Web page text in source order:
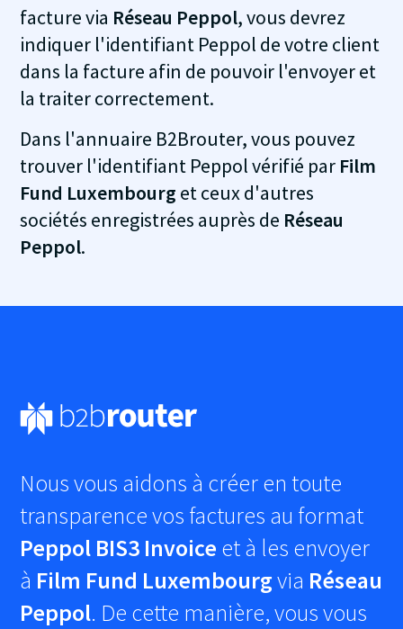
facture via Réseau Peppol, vous devrez
indiquer l'identifiant Peppol de votre client
dans la facture afin de pouvoir l'envoyer et
la traiter correctement.
Dans l'annuaire B2Brouter, vous pouvez
trouver l'identifiant Peppol vérifié par Film
Fund Luxembourg et ceux d'autres
sociétés enregistrées auprès de Réseau
Peppol.
Nous vous aidons à créer en toute
transparence vos factures au format
Peppol BIS3 Invoice et à les envoyer
à Film Fund Luxembourgvia Réseau
Peppol. De cette manière, vous vous